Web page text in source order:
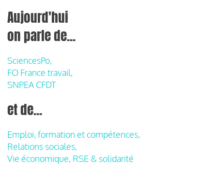
Aujourd'hui
on parle de...
SciencesPo,
FO France travail,
SNPEA CFDT
et de...
Emploi, formation et compétences,
Relations sociales,
Vie économique, RSE & solidarité